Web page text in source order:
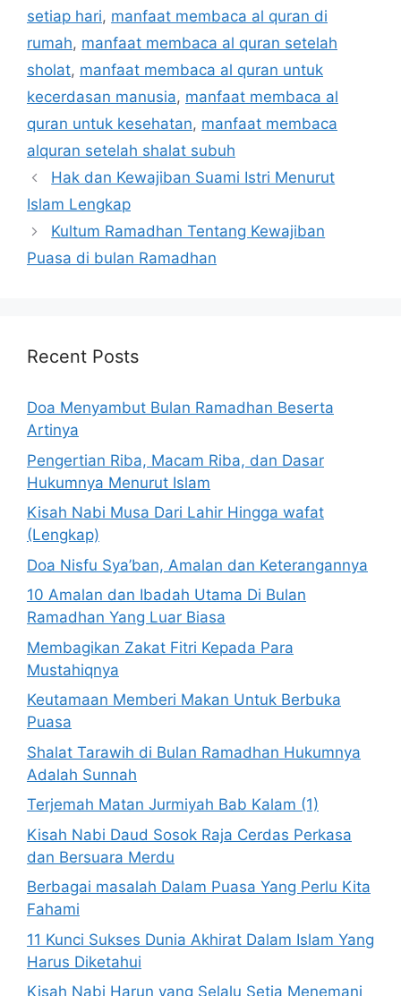
setiap hari, manfaat membaca al quran di
rumah, manfaat membaca al quran setelah
sholat, manfaat membaca al quran untuk
kecerdasan manusia, manfaat membaca al
quran untuk kesehatan, manfaat membaca
alquran setelah shalat subuh
Hak dan Kewajiban Suami Istri Menurut
Islam Lengkap
Kultum Ramadhan Tentang Kewajiban
Puasa di bulan Ramadhan
Recent Posts
Doa Menyambut Bulan Ramadhan Beserta
Artinya
Pengertian Riba, Macam Riba, dan Dasar
Hukumnya Menurut Islam
Kisah Nabi Musa Dari Lahir Hingga wafat
(Lengkap)
Doa Nisfu Sya’ban, Amalan dan Keterangannya
10 Amalan dan Ibadah Utama Di Bulan
Ramadhan Yang Luar Biasa
Membagikan Zakat Fitri Kepada Para
Mustahiqnya
Keutamaan Memberi Makan Untuk Berbuka
Puasa
Shalat Tarawih di Bulan Ramadhan Hukumnya
Adalah Sunnah
Terjemah Matan Jurmiyah Bab Kalam (1)
Kisah Nabi Daud Sosok Raja Cerdas Perkasa
dan Bersuara Merdu
Berbagai masalah Dalam Puasa Yang Perlu Kita
Fahami
11 Kunci Sukses Dunia Akhirat Dalam Islam Yang
Harus Diketahui
Kisah Nabi Harun yang Selalu Setia Menemani